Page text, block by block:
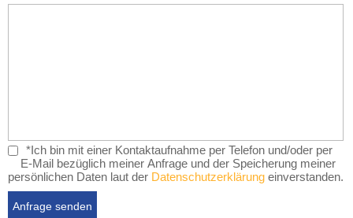
*Ich bin mit einer Kontaktaufnahme per Telefon und/oder per
E-Mail bezüglich meiner Anfrage und der Speicherung meiner
persönlichen Daten laut der Datenschutzerklärung einverstanden.